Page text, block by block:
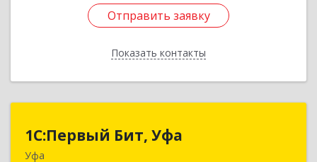
Отправить заявку
Показать контакты
Отправить заявку
Назад
1С:Первый Бит, Уфа
Уфа
1С:Первый Бит, Уфа